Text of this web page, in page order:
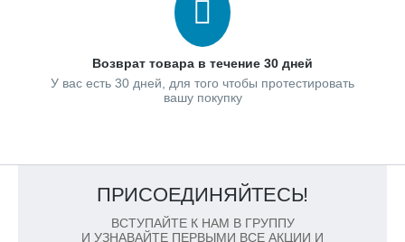
Возврат товара в течение 30 дней
У вас есть 30 дней, для того чтобы протестировать
вашу покупку
ПРИСОЕДИНЯЙТЕСЬ!
ВСТУПАЙТЕ К НАМ В ГРУППУ
И УЗНАВАЙТЕ ПЕРВЫМИ ВСЕ АКЦИИ И